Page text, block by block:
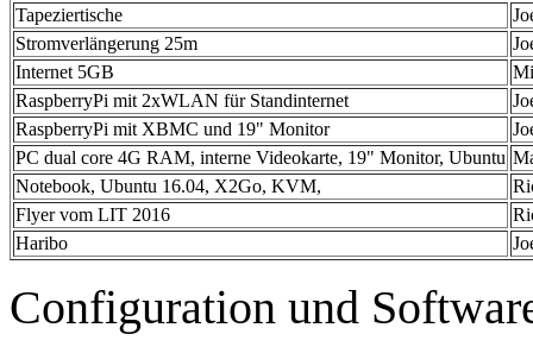
Tapeziertische
Stromverlängerung 25m
Internet 5GB
RaspberryPi mit 2xWLAN für Standinternet
RaspberryPi mit XBMC und 19" Monitor
PC dual core 4G RAM, interne Videokarte, 19" Monitor, Ubuntu
Notebook, Ubuntu 16.04, X2Go, KVM,
Flyer vom LIT 2016
Haribo
Configuration und